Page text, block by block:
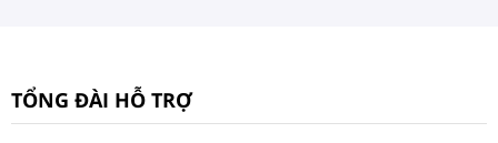
TỔNG ĐÀI HỖ TRỢ